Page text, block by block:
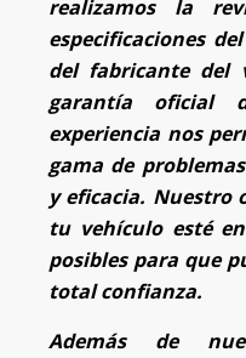
realizamos la
especificaciones
del fabricante del
garantía oficial
experiencia nos
gama de
y eficacia. Nuestro
tu vehículo esté
posibles para que
total confianza.
Además de